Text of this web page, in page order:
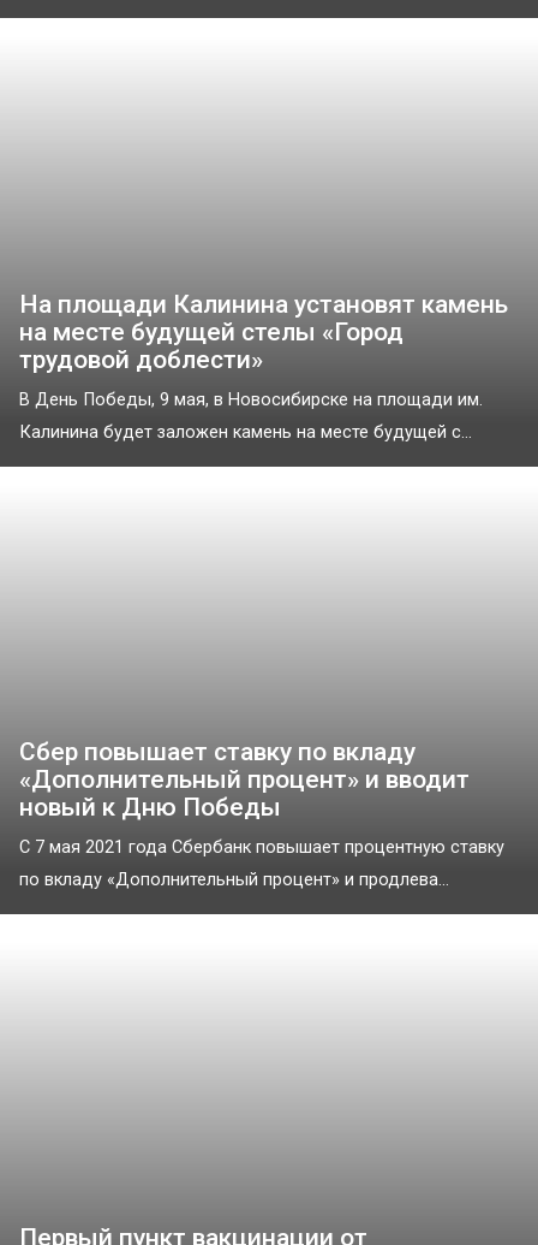
На площади Калинина установят камень
на месте будущей стелы «Город
трудовой доблести»
В День Победы, 9 мая, в Новосибирске на площади им.
Калинина будет заложен камень на месте будущей с...
Сбер повышает ставку по вкладу
«Дополнительный процент» и вводит
новый к Дню Победы
С 7 мая 2021 года Сбербанк повышает процентную ставку
по вкладу «Дополнительный процент» и продлева...
Первый пункт вакцинации от